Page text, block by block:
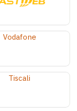
Vodafone
Tiscali